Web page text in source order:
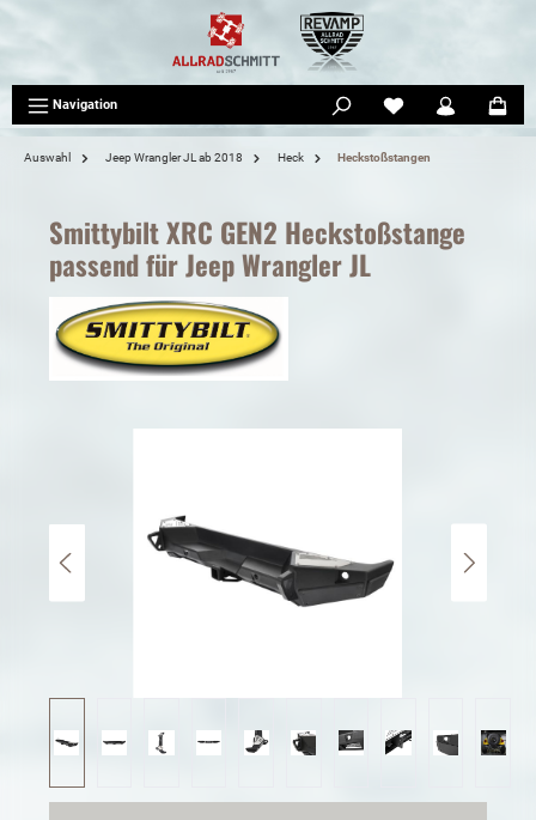
Navigation
Auswahl Jeep Wrangler JL ab 2018 Heck Heckstoßstangen
Smittybilt XRC GEN2 Heckstoßstange
passend für Jeep Wrangler JL